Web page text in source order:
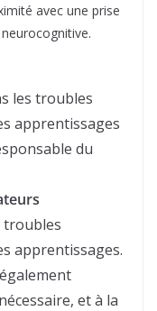
avec une prise
les troubles
apprentissages
du
troubles
apprentissages.
et à la